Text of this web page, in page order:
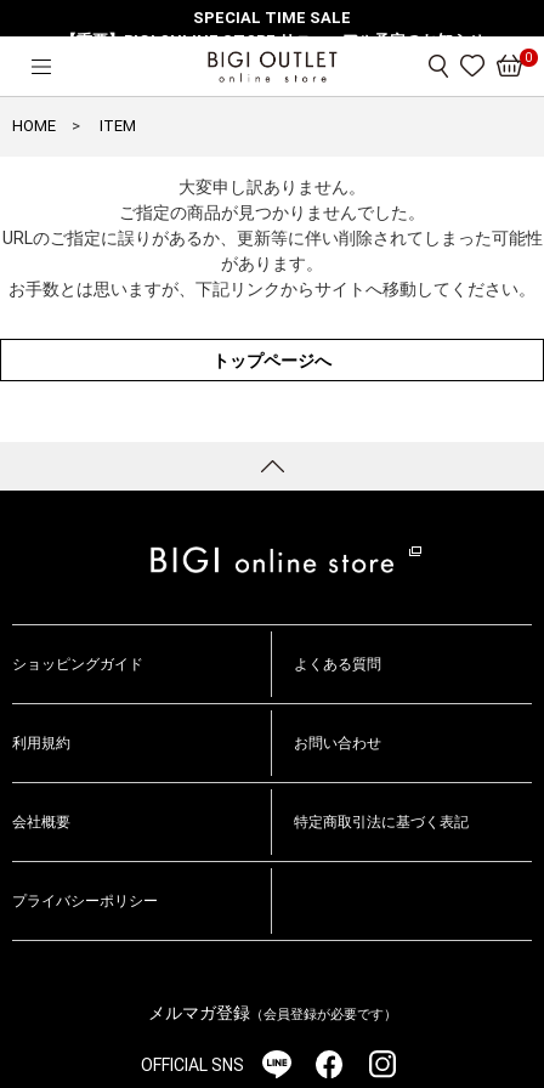
SPECIAL TIME SALE
【重要】BIGI ONLINE STORE リニューアル予定のお知らせ
0
HOME ITEM
大変申し訳ありません。
ご指定の商品が見つかりませんでした。
URLのご指定に誤りがあるか、更新等に伴い削除されてしまった可能性
があります。
お手数とは思いますが、下記リンクからサイトへ移動してください。
トップページへ
ショッピングガイド よくある質問
利用規約 お問い合わせ
会社概要 特定商取引法に基づく表記
プライバシーポリシー
メルマガ登録（会員登録が必要です）
OFFICIAL SNS